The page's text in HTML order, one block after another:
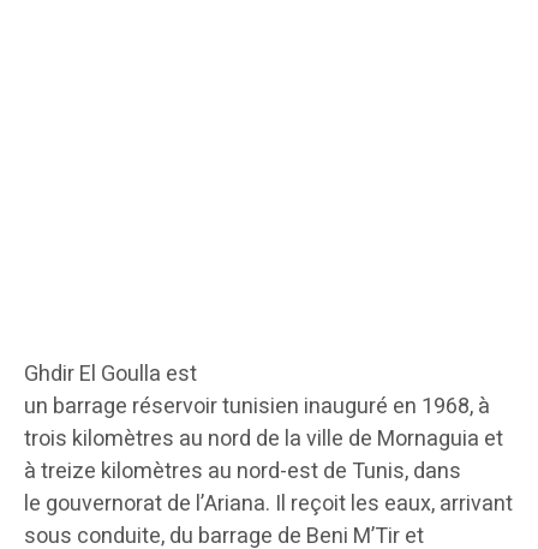
Ghdir El Goulla est
un barrage réservoir tunisien inauguré en 1968, à
trois kilomètres au nord de la ville de Mornaguia et
à treize kilomètres au nord-est de Tunis, dans
le gouvernorat de l’Ariana. Il reçoit les eaux, arrivant
sous conduite, du barrage de Beni M’Tir et